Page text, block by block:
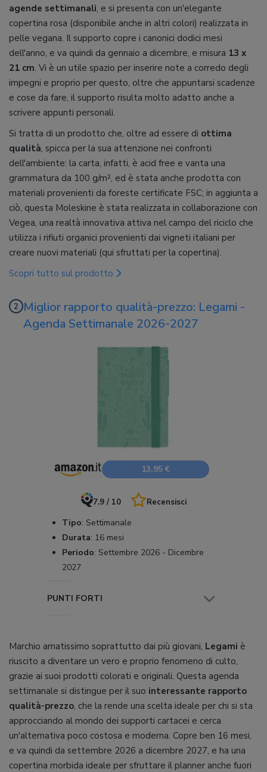
agende settimanali, e si presenta con un'elegante
copertina rosa (disponibile anche in altri colori) realizzata in
pelle vegana. Il supporto copre i canonici dodici mesi
dell'anno, e va quindi da gennaio a dicembre, e misura 13 x
21 cm. Vi è un utile spazio per inserire note a corredo degli
impegni e proprio per questo, oltre che appuntarsi scadenze
e cose da fare, il supporto risulta molto adatto anche a
scrivere appunti personali.
Si tratta di un prodotto che, oltre ad essere di ottima
qualità, spicca per la sua attenzione nei confronti
dell'ambiente: la carta, infatti, è acid free e vanta una
grammatura da 100 g/m², ed è stata anche prodotta con
materiali provenienti da foreste certificate FSC; in aggiunta a
ciò, questa Moleskine è stata realizzata in collaborazione con
Vegea, una realtà innovativa attiva nel campo del riciclo che
utilizza i rifiuti organici provenienti dai vigneti italiani per
creare nuovi materiali (qui sfruttati per la copertina).
Scopri tutto sul prodotto
Miglior rapporto qualità-prezzo: Legami -
Agenda Settimanale 2026-2027
13,95 €
7.9 / 10 Recensisci
Tipo: Settimanale
Durata: 16 mesi
Periodo: Settembre 2026 - Dicembre
2027
PUNTI FORTI
Marchio amatissimo soprattutto dai più giovani, Legami è
riuscito a diventare un vero e proprio fenomeno di culto,
grazie ai suoi prodotti colorati e originali. Questa agenda
settimanale si distingue per il suo interessante rapporto
qualità-prezzo, che la rende una scelta ideale per chi si sta
approcciando al mondo dei supporti cartacei e cerca
un'alternativa poco costosa e moderna. Copre ben 16 mesi,
e va quindi da settembre 2026 a dicembre 2027, e ha una
copertina morbida ideale per sfruttare il planner anche fuori